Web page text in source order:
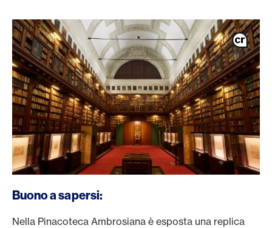
Buono a sapersi:
Nella Pinacoteca Ambrosiana è esposta una replica